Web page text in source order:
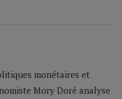
monétaires et
Mory Doré analyse